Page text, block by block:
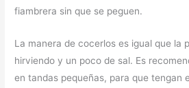
fiambrera sin que se peguen.
La manera de cocerlos es igual que la
hirviendo y un poco de sal. Es
en tandas pequeñas, para que tengan